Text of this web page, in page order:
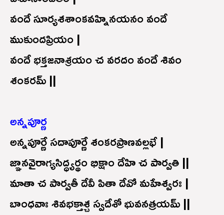
వందే సూర్యశశాంకవహ్నినయనం వందే
ముకుందప్రియం |
వందే భక్తజనాశ్రయం చ వరదం వందే శివం
శంకరమ్ ||
అన్నపూర్ణ
అన్నపూర్ణే సదాపూర్ణే శంకరప్రాణవల్లభే |
జ్ఞానవైరాగ్యసిద్ధ్యర్థం భిక్షాం దేహి చ పార్వతి ||
మాతా చ పార్వతీ దేవీ పితా దేవో మహేశ్వరః |
బాంధవాః శివభక్తాశ్చ స్వదేశో భువనత్రయమ్ ||